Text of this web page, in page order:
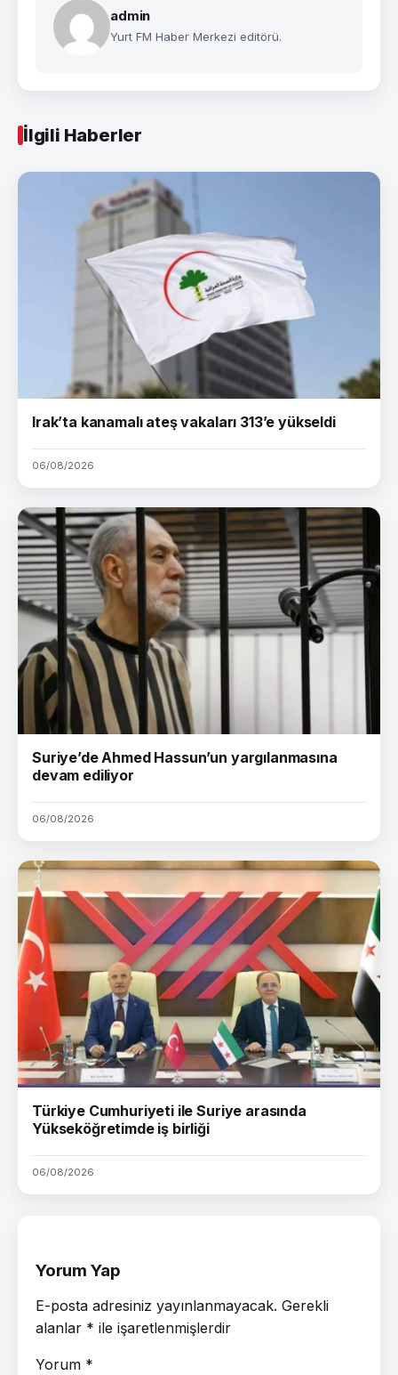
admin
Yurt FM Haber Merkezi editörü.
İlgili Haberler
Irak’ta kanamalı ateş vakaları 313’e yükseldi
06/08/2026
Suriye’de Ahmed Hassun’un yargılanmasına
devam ediliyor
06/08/2026
Türkiye Cumhuriyeti ile Suriye arasında
Yükseköğretimde iş birliği
06/08/2026
Yorum Yap
E-posta adresiniz yayınlanmayacak. Gerekli
alanlar * ile işaretlenmişlerdir
Yorum *